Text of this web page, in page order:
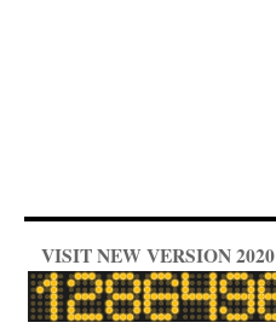
VISIT NEW VERSION 2020